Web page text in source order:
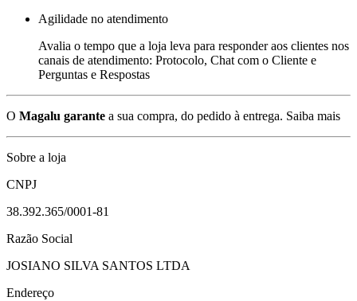
Agilidade no atendimento
Avalia o tempo que a loja leva para responder aos clientes nos
canais de atendimento: Protocolo, Chat com o Cliente e
Perguntas e Respostas
O Magalu garante a sua compra, do pedido à entrega. Saiba mais
Sobre a loja
CNPJ
38.392.365/0001-81
Razão Social
JOSIANO SILVA SANTOS LTDA
Endereço